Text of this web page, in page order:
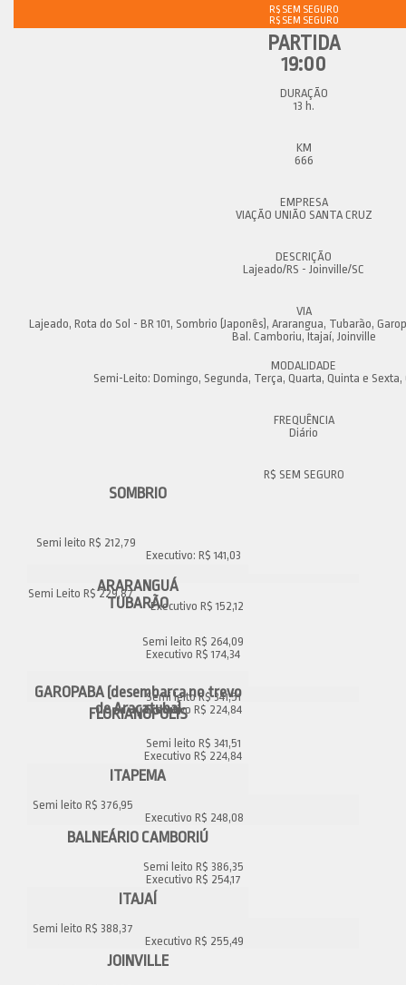
R$ SEM SEGURO
19:00
13 h.
666
VIAÇÃO UNIÃO SANTA CRUZ
Lajeado/RS - Joinville/SC
Lajeado, Rota do Sol - BR 101, Sombrio (Japonês), Ararangua, Tubarão,
Bal. Camboriu, Itajaí, Joinville
Semi-Leito: Domingo, Segunda, Terça, Quarta, Quinta e Sexta,
Diário
SOMBRIO
Semi leito R$ 212,79
Executivo: R$ 141,03
ARARANGUÁ
Semi Leito R$ 229,87
Executivo R$ 152,12
TUBARÃO
Semi leito R$ 264,09
Executivo R$ 174,34
GAROPABA (desembarca no trevo
de Araçatuba)
Semi leito R$ 341,51
Executivo R$ 224,84
FLORIANÓPOLIS
Semi leito R$ 341,51
Executivo R$ 224,84
ITAPEMA
Semi leito R$ 376,95
Executivo R$ 248,08
BALNEÁRIO CAMBORIÚ
Semi leito R$ 386,35
Executivo R$ 254,17
ITAJAÍ
Semi leito R$ 388,37
Executivo R$ 255,49
JOINVILLE